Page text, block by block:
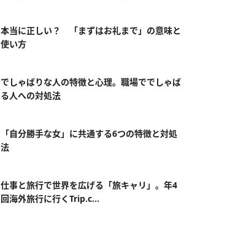
本当に正しい？ 「まずはお礼まで」の意味と
使い方
でしゃばりな人の特徴と心理。職場ででしゃば
る人への対処法
「自分勝手な女」に共通する6つの特徴と対処
法
仕事と旅行で世界を広げる「旅キャリ」。年4
回海外旅行に行くTrip.c...